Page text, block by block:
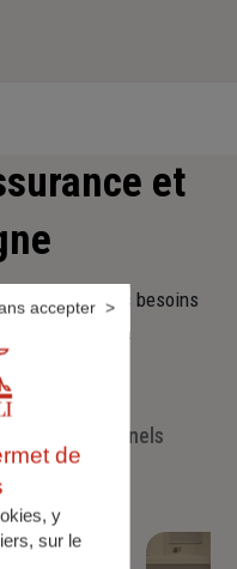
et
sécuriser vos besoins
de demain.
les professionnels
de
y
sur le
accepter